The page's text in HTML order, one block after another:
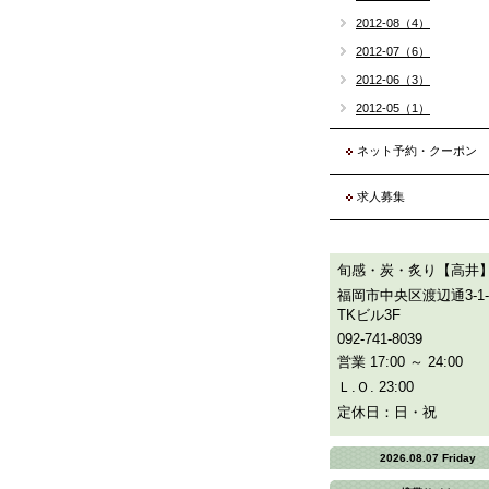
2012-08（4）
2012-07（6）
2012-06（3）
2012-05（1）
ネット予約・クーポン
求人募集
旬感・炭・炙り【高井
福岡市中央区渡辺通3-
TKビル3F
092-741-8039
営業 17:00 ～ 24:00
Ｌ.Ｏ. 23:00
定休日：日・祝
2026.08.07 Friday